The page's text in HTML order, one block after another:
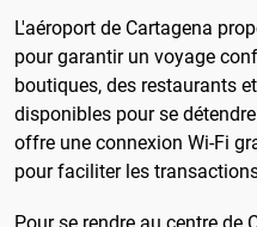
L'aéroport de Cartagena
pour garantir un voyage
boutiques, des restaurants
disponibles pour se
offre une connexion Wi-Fi
pour faciliter les